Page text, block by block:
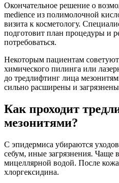
Окончательное решение о
medience из полимолочной
визита к косметологу.
подготовит план процедуры и
потребоваться.
Некоторым пациентам
химического пилинга или
до тредлифтинг лица
сильно расширены и
Как проходит
мезонитями?
С эпидермиса убираются
себум, иные загрязнения. Чаще
мицеллярной водой. После
хлоргексидина.